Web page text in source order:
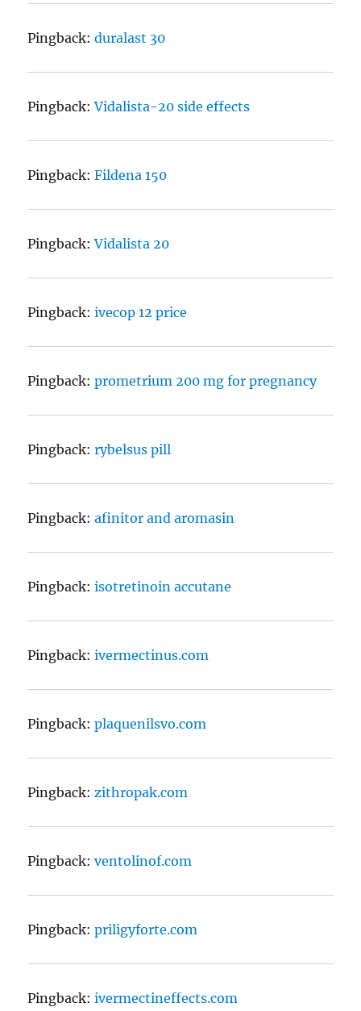
Pingback:duralast 30
Pingback:Vidalista-20 side effects
Pingback:Fildena 150
Pingback:Vidalista 20
Pingback:ivecop 12 price
Pingback:prometrium 200 mg for pregnancy
Pingback:rybelsus pill
Pingback:afinitor and aromasin
Pingback:isotretinoin accutane
Pingback:ivermectinus.com
Pingback:plaquenilsvo.com
Pingback:zithropak.com
Pingback:ventolinof.com
Pingback:priligyforte.com
Pingback:ivermectineffects.com